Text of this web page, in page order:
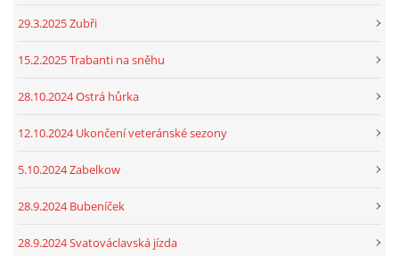
29.3.2025 Zubři
15.2.2025 Trabanti na sněhu
28.10.2024 Ostrá hůrka
12.10.2024 Ukončení veteránské sezony
5.10.2024 Zabelkow
28.9.2024 Bubeníček
28.9.2024 Svatováclavská jízda